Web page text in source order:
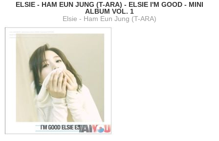
ELSIE - HAM EUN JUNG (T-ARA) - ELSIE I'M GOOD - MINI
ALBUM VOL. 1
Elsie - Ham Eun Jung (T-ARA)